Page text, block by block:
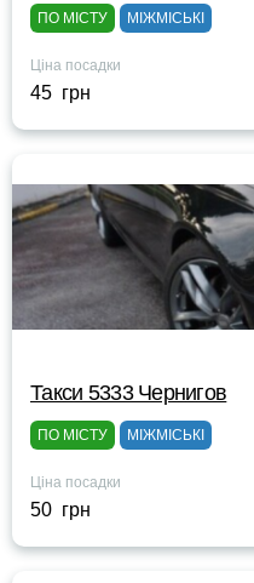
ПО МІСТУ МІЖМІСЬКІ
Ціна посадки
45 грн
Такси 5333 Чернигов
ПО МІСТУ МІЖМІСЬКІ
Ціна посадки
50 грн